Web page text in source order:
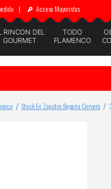
| Acceso Mayoristas
RINCON DEL
GOURMET
TODO
FLAMENCO
Stock En Zapatos Begoña Cervera